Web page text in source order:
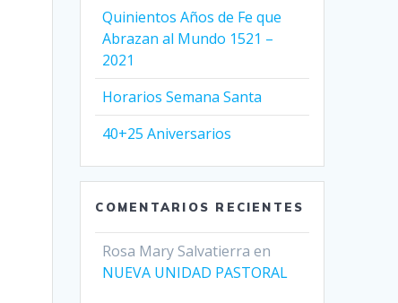
Quinientos Años de Fe que
Abrazan al Mundo 1521 –
2021
Horarios Semana Santa
40+25 Aniversarios
COMENTARIOS RECIENTES
Rosa Mary Salvatierra en
NUEVA UNIDAD PASTORAL